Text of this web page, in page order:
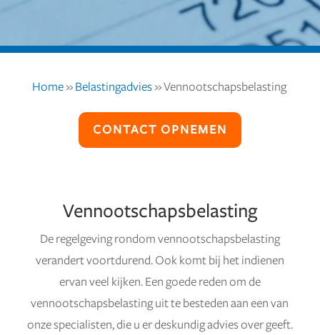
Home» Belastingadvies»Vennootschapsbelasting
CONTACT OPNEMEN
Vennootschapsbelasting
De regelgeving rondom vennootschapsbelasting
verandert voortdurend. Ook komt bij het indienen
ervan veel kijken. Een goede reden om de
vennootschapsbelasting uit te besteden aan een van
onze specialisten, die u er deskundig advies over geeft.